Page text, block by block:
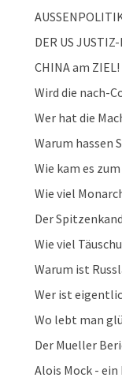
DER US
CHINA am ZIEL!
Wird die nach-
Wer hat die
Warum hassen
Wie kam es
Wie viel
Der
Wie viel
Warum ist
Wer ist
Wo lebt man
Der Mueller
Alois Mock -